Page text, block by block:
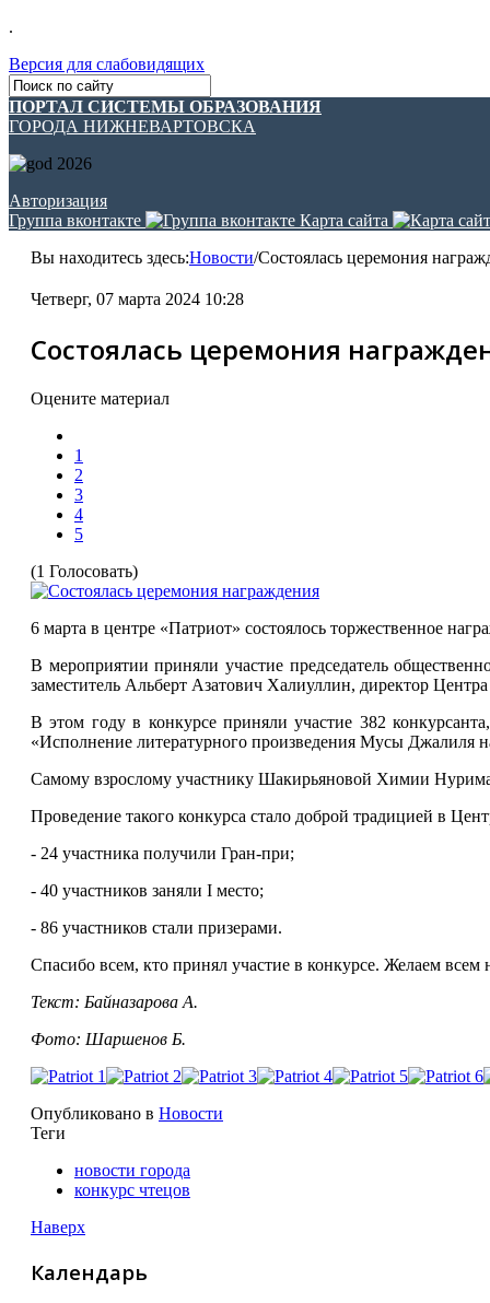
.
Версия для слабовидящих
ПОРТАЛ СИСТЕМЫ ОБРАЗОВАНИЯ
ГОРОДА НИЖНЕВАРТОВСКА
Авторизация
Группа вконтакте
Карта сайта
Вы находитесь здесь:Новости/Состоялась церемония
Четверг, 07 марта 2024 10:28
Состоялась церемония
Оцените материал
1
2
3
4
5
(1 Голосовать)
6 марта в центре «Патриот» состоялось торжественное
В мероприятии приняли участие председатель
заместитель Альберт Азатович Халиуллин, директор
В этом году в конкурсе приняли участие 382 конкурсанта
«Исполнение литературного произведения Мусы Джалиля
Самому взрослому участнику Шакирьяновой Химии
Проведение такого конкурса стало доброй традицией в
- 24 участника получили Гран-при;
- 40 участников заняли I место;
- 86 участников стали призерами.
Спасибо всем, кто принял участие в конкурсе. Желаем
Текст: Байназарова А.
Фото: Шаршенов Б.
Опубликовано в Новости
Теги
новости города
конкурс чтецов
Наверх
Календарь